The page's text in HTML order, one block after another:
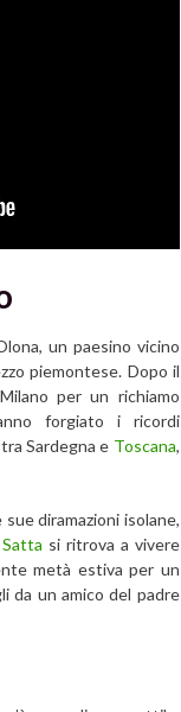
un paesino vicino
piemontese. Dopo il
per un richiamo
forgiato i ricordi
Sardegna e Toscana,
diramazioni isolane,
si ritrova a vivere
metà estiva per un
da un amico del padre